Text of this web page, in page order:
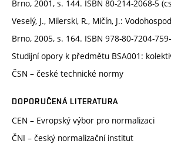
Brno, 2001, s. 144. ISBN 80-214-2068-5
Veselý, J., Milerski, R., Mičín, J.:
Brno, 2005, s. 164. ISBN 978-80-7204-
Studijní opory k předmětu BSA001:
ČSN – české technické normy
DOPORUČENÁ LITERATURA
CEN – Evropský výbor pro normalizaci
ČNI – český normalizační institut